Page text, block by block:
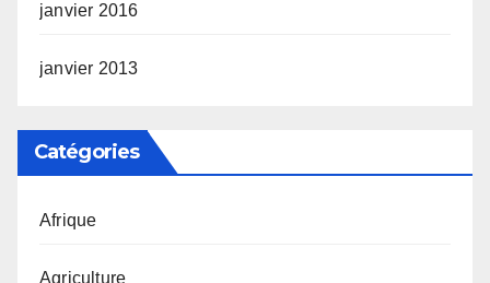
janvier 2016
janvier 2013
Catégories
Afrique
Agriculture